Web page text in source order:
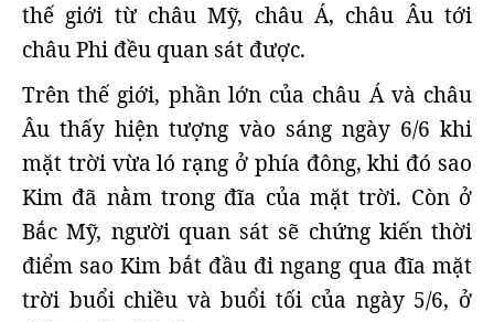
thế giới từ châu Mỹ, châu Á, châu Âu tới
châu Phi đều quan sát được.
Trên thế giới, phần lớn của châu Á và châu
Âu thấy hiện tượng vào sáng ngày 6/6 khi
mặt trời vừa ló rạng ở phía đông, khi đó sao
Kim đã nằm trong đĩa của mặt trời. Còn ở
Bắc Mỹ, người quan sát sẽ chứng kiến thời
điểm sao Kim bắt đầu đi ngang qua đĩa mặt
trời buổi chiều và buổi tối của ngày 5/6, ở